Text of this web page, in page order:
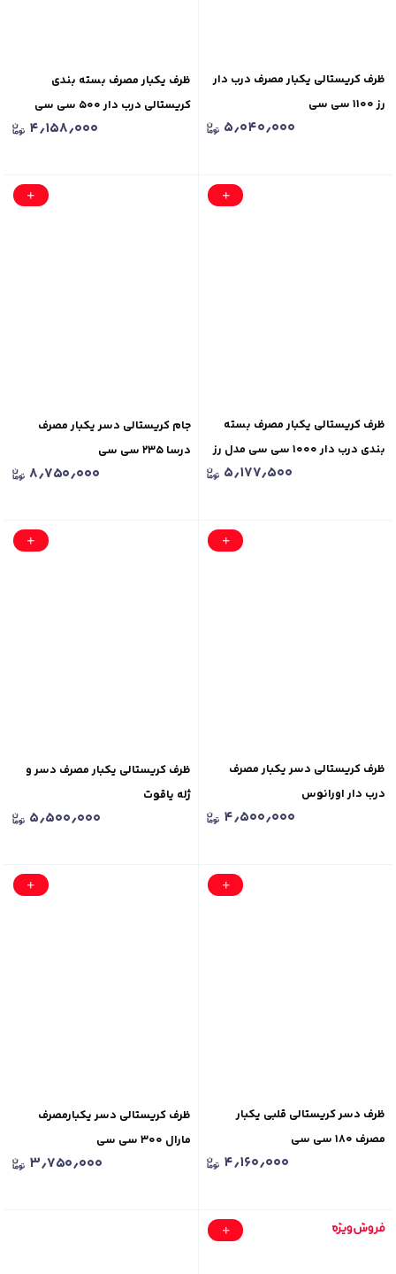
ظرف کریستالی یکبار مصرف درب دار
رز ۱۱۰۰ سی سی
۵٫۰۴۰٫۰۰۰
ظرف یکبار مصرف بسته بندی
کریستالی درب دار ۵۰۰ سی سی
۴٫۱۵۸٫۰۰۰
ظرف کریستالی یکبار مصرف بسته
بندی درب دار ۱۰۰۰ سی سی مدل رز
۵٫۱۷۷٫۵۰۰
جام کریستالی دسر یکبار مصرف
درسا ۲۳۵ سی سی
۸٫۷۵۰٫۰۰۰
ظرف کریستالی دسر یکبار مصرف
درب دار اورانوس
۴٫۵۰۰٫۰۰۰
ظرف کریستالی یکبار مصرف دسر و
ژله یاقوت
۵٫۵۰۰٫۰۰۰
ظرف دسر کریستالی قلبی یکبار
مصرف ۱۸۰ سی سی
۴٫۱۶۰٫۰۰۰
ظرف کریستالی دسر یکبارمصرف
مارال ۳۰۰ سی سی
۳٫۷۵۰٫۰۰۰